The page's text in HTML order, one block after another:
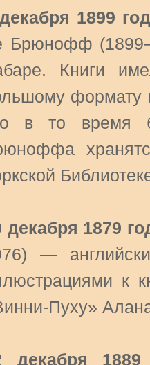
1899
Брюнофф
Книги
формату
в то время
декабря 1879
—
к
Пуху»
декабря 1889